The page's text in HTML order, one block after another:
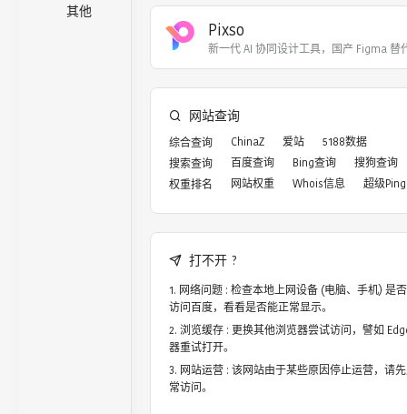
其他
Pixso
新一代 AI 协同设计工具，国产 Figma 替
网站查询
综合查询 ChinaZ 爱站
5188数据
搜索查询
百度查询 Bing查询
搜狗查询
权重排名
网站权重 Whois信息 超级Ping
打不开 ?
网络问题 : 检查本地上网设备 (电脑、手机) 是
访问百度，看看是否能正常显示。
浏览缓存 : 更换其他浏览器尝试访问，譬如
器重试打开。
网站运营 : 该网站由于某些原因停止运营，请
常访问。